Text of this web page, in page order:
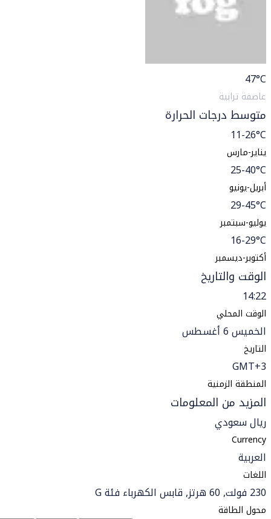
47°C
عاصفة ترابية
متوسط درجات الحرارة
11-26°C
يناير-مارس
25-40°C
أبريل-يونيو
29-45°C
يوليو-سبتمبر
16-29°C
أكتوبر-ديسمبر
الوقت والتاريخ
14:22
الوقت المحلي
الخميس 6 أغسطس
التاريخ
GMT+3
المنطقة الزمنية
المزيد من المعلومات
ريال سعودي
Currency
العربية
اللغات
230 فولت, 60 هرتز, قابس الكهرباء فئة G
محول الطاقة